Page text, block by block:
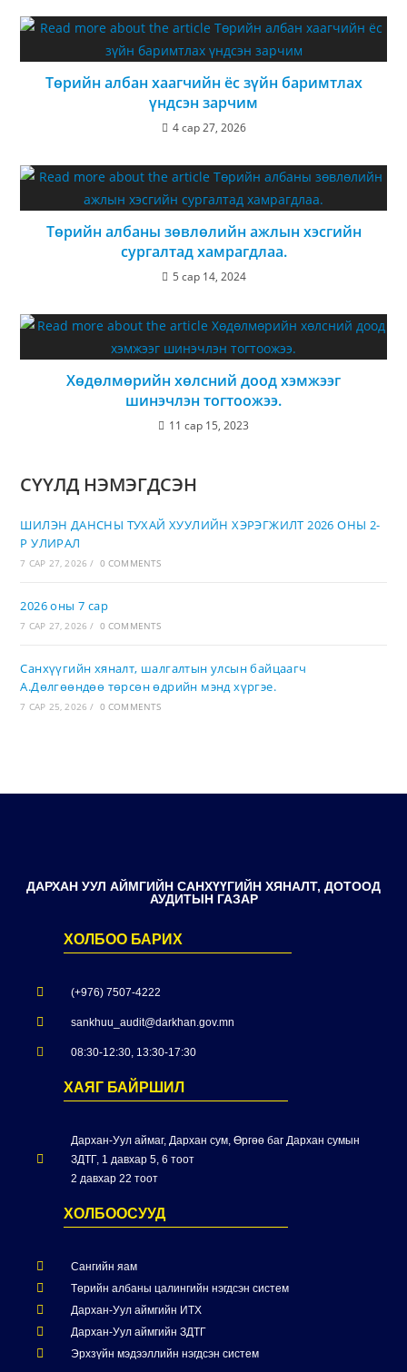
Төрийн албан хаагчийн ёс зүйн баримтлах
үндсэн зарчим
4 сар 27, 2026
Төрийн албаны зөвлөлийн ажлын хэсгийн
сургалтад хамрагдлаа.
5 сар 14, 2024
Хөдөлмөрийн хөлсний доод хэмжээг
шинэчлэн тогтоожээ.
11 сар 15, 2023
СҮҮЛД НЭМЭГДСЭН
ШИЛЭН ДАНСНЫ ТУХАЙ ХУУЛИЙН ХЭРЭГЖИЛТ 2026 ОНЫ 2-
Р УЛИРАЛ
7 САР 27, 2026 / 0 COMMENTS
2026 оны 7 сар
7 САР 27, 2026 / 0 COMMENTS
Санхүүгийн хяналт, шалгалтын улсын байцаагч
А.Дөлгөөндөө төрсөн өдрийн мэнд хүргэе.
7 САР 25, 2026 / 0 COMMENTS
ДАРХАН УУЛ АЙМГИЙН САНХҮҮГИЙН ХЯНАЛТ, ДОТООД
АУДИТЫН ГАЗАР
ХОЛБОО БАРИХ
(+976) 7507-4222
sankhuu_audit@darkhan.gov.mn
08:30-12:30, 13:30-17:30
ХАЯГ БАЙРШИЛ
Дархан-Уул аймаг, Дархан сум, Өргөө баг Дархан сумын
ЗДТГ, 1 давхар 5, 6 тоот
2 давхар 22 тоот
ХОЛБООСУУД
Сангийн яам
Төрийн албаны цалингийн нэгдсэн систем
Дархан-Уул аймгийн ИТХ
Дархан-Уул аймгийн ЗДТГ
Эрхзүйн мэдээллийн нэгдсэн систем